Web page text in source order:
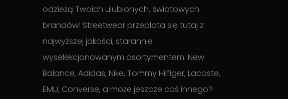
odzieżą Twoich ulubionych, światowych
brandów! Streetwear przeplata się tutaj z
najwyższej jakości, starannie
wyselekcjonowanym asortymentem. New
Balance, Adidas, Nike, Tommy Hilfiger, Lacoste,
EMU, Converse, a może jeszcze coś innego?